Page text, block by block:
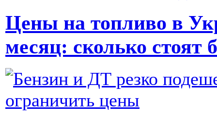
Цены на топливо в
месяц: сколько стоят